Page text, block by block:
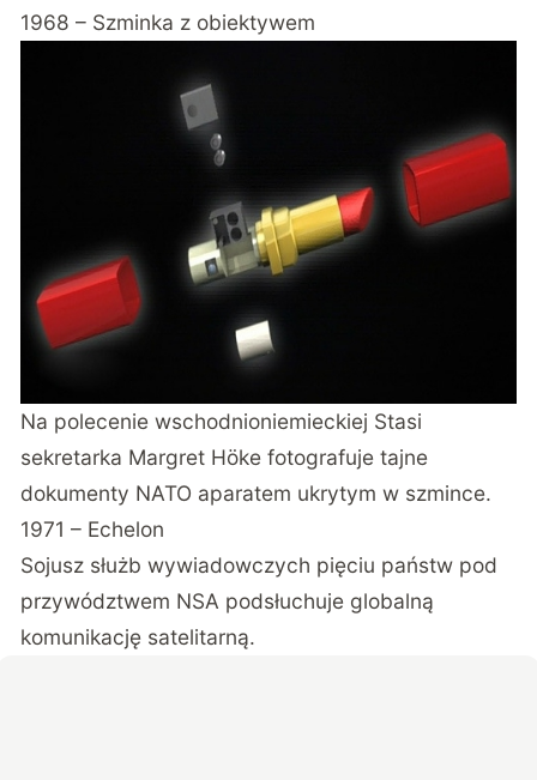
1968 – Szminka z obiektywem
Na polecenie wschodnioniemieckiej Stasi
sekretarka Margret Höke fotografuje tajne
dokumenty NATO aparatem ukrytym w szmince.
1971 – Echelon
Sojusz służb wywiadowczych pięciu państw pod
przywództwem NSA podsłuchuje globalną
komunikację satelitarną.